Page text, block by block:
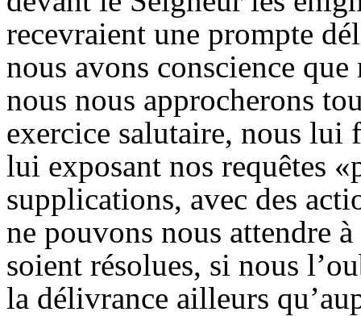
recevraient une prompte
nous avons conscience
nous nous approcherons
exercice salutaire, nous lui
lui exposant nos requêtes
supplications, avec des
ne pouvons nous attendre
soient résolues, si nous
la délivrance ailleurs